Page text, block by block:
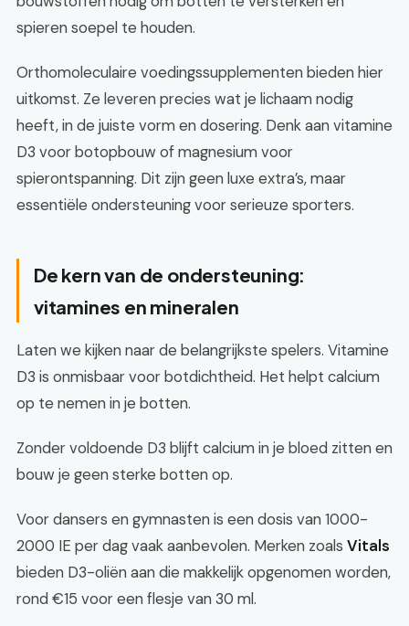
spieren soepel te houden.
Orthomoleculaire voedingssupplementen bieden hier
uitkomst. Ze leveren precies wat je lichaam nodig
heeft, in de juiste vorm en dosering. Denk aan vitamine
D3 voor botopbouw of magnesium voor
spierontspanning. Dit zijn geen luxe extra’s, maar
essentiële ondersteuning voor serieuze sporters.
De kern van de ondersteuning:
vitamines en mineralen
Laten we kijken naar de belangrijkste spelers. Vitamine
D3 is onmisbaar voor botdichtheid. Het helpt calcium
op te nemen in je botten.
Zonder voldoende D3 blijft calcium in je bloed zitten en
bouw je geen sterke botten op.
Voor dansers en gymnasten is een dosis van 1000-
2000 IE per dag vaak aanbevolen. Merken zoals Vitals
bieden D3-oliën aan die makkelijk opgenomen worden,
rond €15 voor een flesje van 30 ml.